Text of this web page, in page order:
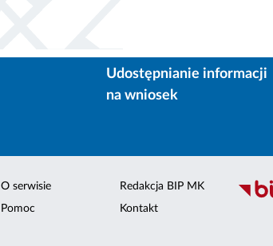
Udostępnianie informacji
na wniosek
O serwisie
Pomoc
Redakcja BIP MK
Kontakt